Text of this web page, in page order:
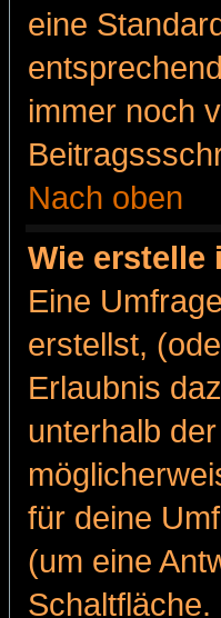
eine
immer noch
Nach oben
Wie erstelle
Eine
erstellst,
Erlaubnis
unterhalb
für deine
(um eine